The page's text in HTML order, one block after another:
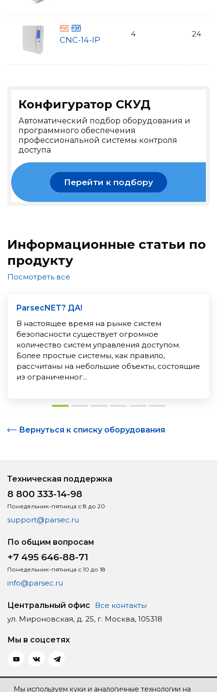
CNC-14-IP
4 24
Конфигуратор СКУД
Автоматический подбор оборудования и
программного обеспечения
профессиональной системы контроля
доступа
Перейти к подбору
Информационные статьи по
продукту
Посмотреть все
ParsecNET? ДА!
В настоящее время на рынке систем
безопасности существует огромное
количество систем управления доступом.
Более простые системы, как правило,
рассчитаны на небольшие объекты, состоящие
из ограниченног...
Вернуться к списку оборудования
Техническая поддержка
8 800 333-14-98
Понедельник-пятница с 8 до 20
support@parsec.ru
По общим вопросам
+7 495 646-88-71
Понедельник-пятница с 10 до 18
info@parsec.ru
Центральный офис
Все контакты
ул. Мироновская, д. 25, г. Москва, 105318
Мы в соцсетях
Политика конфиденциальности
Мы используем куки и аналогичные технологии на